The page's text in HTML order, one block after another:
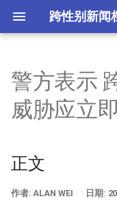
跨性别新闻
n
t
a
l
正文
源: 天维网编译
摘要与附加信息
警方表示
威胁应立
正文
作者: ALAN WEI 日期: